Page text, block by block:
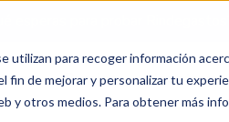
utilizan para recoger información
de mejorar y personalizar tu
otros medios. Para obtener más
Precios Nosotros